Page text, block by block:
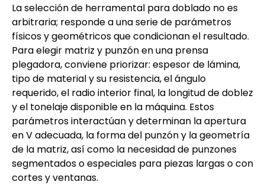
La selección de herramental para doblado no es
arbitraria; responde a una serie de parámetros
físicos y geométricos que condicionan el resultado.
Para elegir matriz y punzón en una prensa
plegadora, conviene priorizar: espesor de lámina,
tipo de material y su resistencia, el ángulo
requerido, el radio interior final, la longitud de doblez
y el tonelaje disponible en la máquina. Estos
parámetros interactúan y determinan la apertura
en V adecuada, la forma del punzón y la geometría
de la matriz, así como la necesidad de punzones
segmentados o especiales para piezas largas o con
cortes y ventanas.